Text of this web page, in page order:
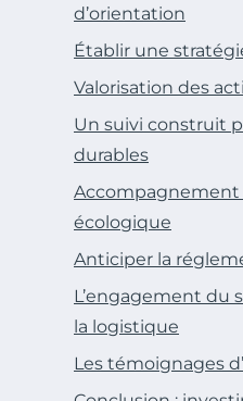
d’orientation
Établir une
Valorisation des
Un suivi construit
durables
Accompagnement
écologique
Anticiper la
L’engagement du
la logistique
Les témoignages